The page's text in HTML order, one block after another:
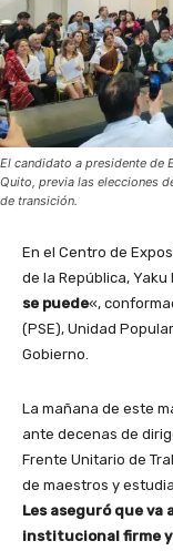
El candidato a presidente de
Quito, previa las elecciones
de transición.
En el Centro de
de la República,
se puede«,
(PSE), Unidad
Gobierno.
La mañana de este
ante decenas de
Frente Unitario de
de maestros y
Les aseguró que va
institucional firme